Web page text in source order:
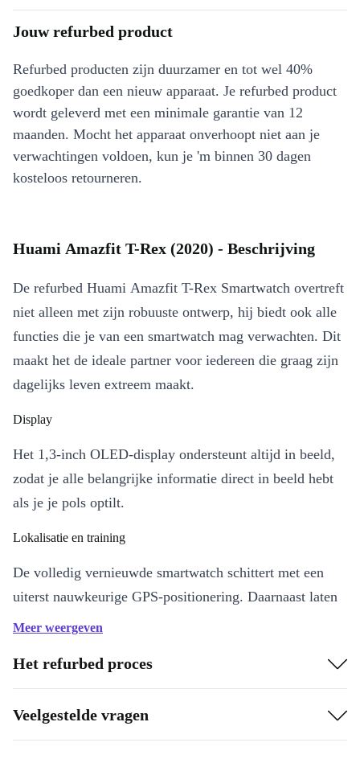
Jouw refurbed product
Refurbed producten zijn duurzamer en tot wel 40%
goedkoper dan een nieuw apparaat. Je refurbed product
wordt geleverd met een minimale garantie van 12
maanden. Mocht het apparaat onverhoopt niet aan je
verwachtingen voldoen, kun je 'm binnen 30 dagen
kosteloos retourneren.
Huami Amazfit T-Rex (2020) - Beschrijving
De refurbed Huami Amazfit T-Rex Smartwatch overtreft
niet alleen met zijn robuuste ontwerp, hij biedt ook alle
functies die je van een smartwatch mag verwachten. Dit
maakt het de ideale partner voor iedereen die graag zijn
dagelijks leven extreem maakt.
Display
Het 1,3-inch OLED-display ondersteunt altijd in beeld,
zodat je alle belangrijke informatie direct in beeld hebt
als je je pols optilt.
Lokalisatie en training
De volledig vernieuwde smartwatch schittert met een
uiterst nauwkeurige GPS-positionering. Daarnaast laten
de talrijke sportmodi en hartslagmeting qua training niets
Met refurbished™ bespaar je geld en help je daarnaast
ook nog eens onze planeet te redden: gereviseerde
Meer weergeven
Het refurbed proces
Veelgestelde vragen